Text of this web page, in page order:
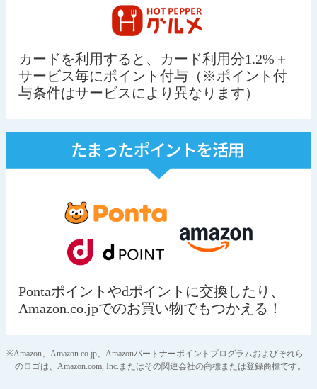
カードを利用すると、カード利用分1.2%＋
サービス毎にポイント付与（※ポイント付
与条件はサービスにより異なります）
Pontaポイントやdポイントに交換したり、
Amazon.co.jpでのお買い物でもつかえる！
※Amazon、Amazon.co.jp、Amazonパートナーポイントプログラムおよびそれら
のロゴは、Amazon.com, Inc.またはその関連会社の商標または登録商標です。